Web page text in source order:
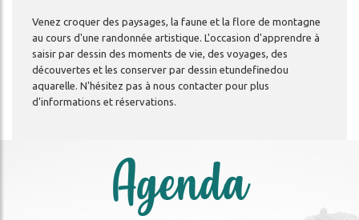
Venez croquer des paysages, la faune et la flore de montagne
au cours d'une randonnée artistique. L'occasion d'apprendre à
saisir par dessin des moments de vie, des voyages, des
découvertes et les conserver par dessin etundefinedou
aquarelle. N'hésitez pas à nous contacter pour plus
d'informations et réservations.
Agenda